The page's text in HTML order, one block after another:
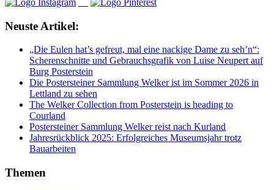
Neuste Artikel:
„Die Eulen hat’s gefreut, mal eine nackige Dame zu seh’n“:
Scherenschnitte und Gebrauchsgrafik von Luise Neupert auf
Burg Posterstein
Die Postersteiner Sammlung Welker ist im Sommer 2026 in
Lettland zu sehen
The Welker Collection from Posterstein is heading to
Courland
Postersteiner Sammlung Welker reist nach Kurland
Jahresrückblick 2025: Erfolgreiches Museumsjahr trotz
Bauarbeiten
Themen